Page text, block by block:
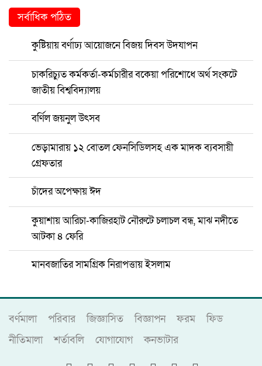
সর্বাধিক পঠিত
কুষ্টিয়ায় বর্ণাঢ্য আয়োজনে বিজয় দিবস উদযাপন
চাকরিচ্যুত কর্মকর্তা-কর্মচারীর বকেয়া পরিশোধে অর্থ সংকটে
জাতীয় বিশ্ববিদ্যালয়
বর্ণিল জয়নুল উৎসব
ভেড়ামারায় ১২ বোতল ফেনসিডিলসহ এক মাদক ব্যবসায়ী
গ্রেফতার
চাঁদের অপেক্ষায় ঈদ
কুয়াশায় আরিচা-কাজিরহাট নৌরুটে চলাচল বন্ধ, মাঝ নদীতে
আটকা ৪ ফেরি
মানবজাতির সামগ্রিক নিরাপত্তায় ইসলাম
বর্ণমালা পরিবার জিজ্ঞাসিত বিজ্ঞাপন ফরম
ফিড
নীতিমালা
শর্তাবলি যোগাযোগ কনভাটার